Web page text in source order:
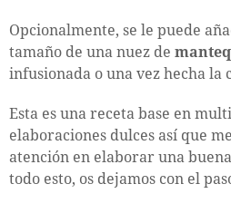
Opcionalmente, se le puede
tamaño de una nuez de
infusionada o una vez hecha la
Esta es una receta base en
elaboraciones dulces así que
atención en elaborar una
todo esto, os dejamos con el